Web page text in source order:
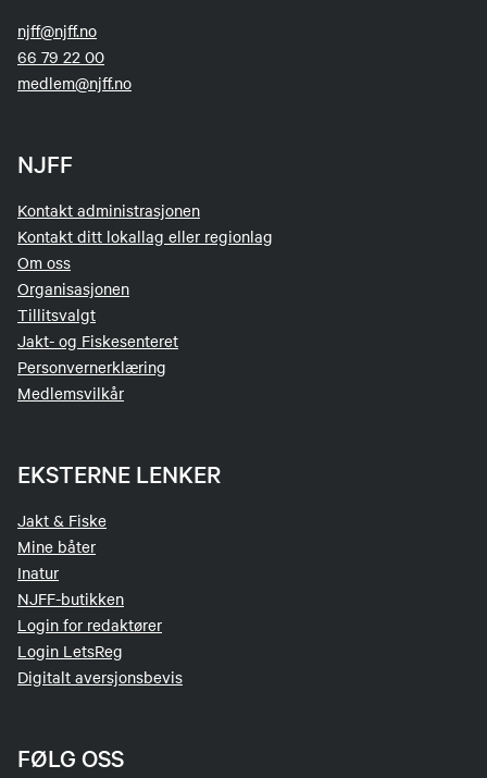
njff@njff.no
66 79 22 00
medlem@njff.no
NJFF
Kontakt administrasjonen
Kontakt ditt lokallag eller regionlag
Om oss
Organisasjonen
Tillitsvalgt
Jakt- og Fiskesenteret
Personvernerklæring
Medlemsvilkår
EKSTERNE LENKER
Jakt & Fiske
Mine båter
Inatur
NJFF-butikken
Login for redaktører
Login LetsReg
Digitalt aversjonsbevis
FØLG OSS